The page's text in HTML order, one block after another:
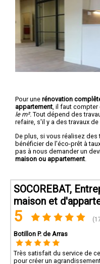
Pour une rénovation
appartement , il faut compter
le m². Tout dépend des
refaire, s'il y a des travaux de
De plus, si vous réalisez
bénéficier de l'éco-prêt à
pas à nous demander un
maison ou appartement
SOCOREBAT,
maison et
5
Botillon P. de Arras
Très satisfait du service de
pour créer un